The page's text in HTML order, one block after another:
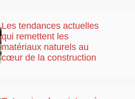
Les tendances actuelles
qui remettent les
matériaux naturels au
cœur de la construction